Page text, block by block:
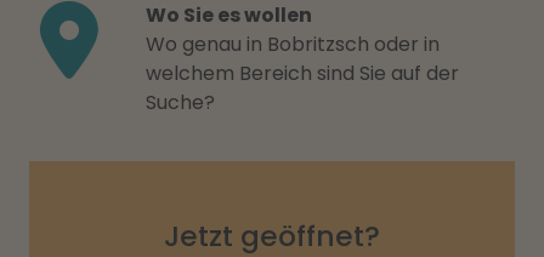
Wo Sie es wollen
Wo genau in Bobritzsch oder in
welchem Bereich sind Sie auf der
Suche?
Jetzt geöffnet?